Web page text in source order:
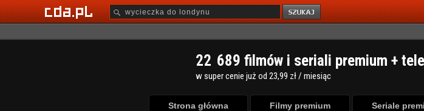
22 689 filmów i seriali premium +
w super cenie już od 23,99 zł / miesiąc
Strona główna Filmy premium Seriale